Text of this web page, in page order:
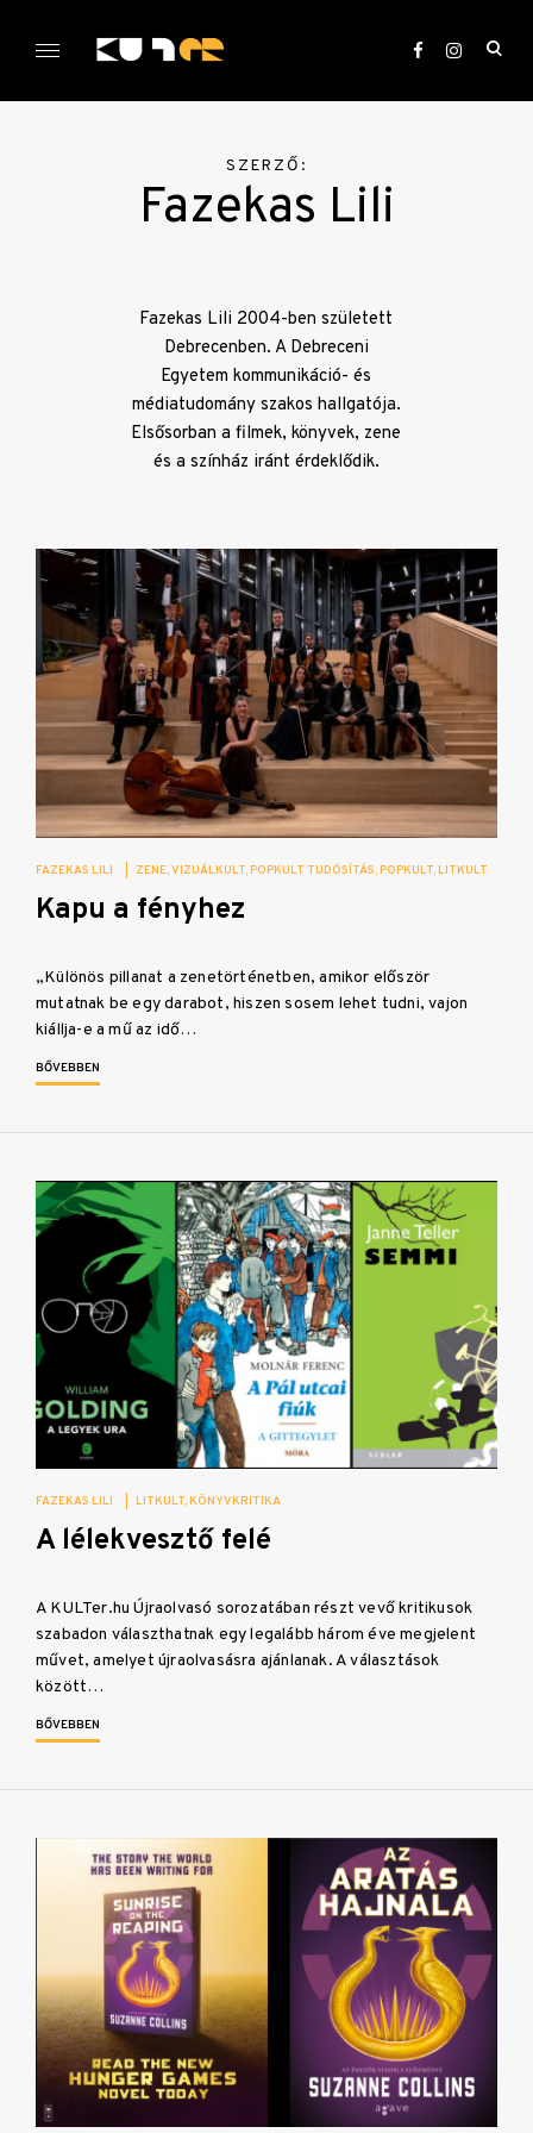
KULTer.hu
SZERZŐ:
Fazekas Lili
Fazekas Lili 2004-ben született
Debrecenben. A Debreceni
Egyetem kommunikáció- és
médiatudomány szakos hallgatója.
Elsősorban a filmek, könyvek, zene
és a színház iránt érdeklődik.
FAZEKAS LILI ZENE VIZUÁLKULT POPKULT TUDÓSÍTÁS POPKULT LITKULT
Kapu a fényhez
„Különös pillanat a zenetörténetben, amikor először
mutatnak be egy darabot, hiszen sosem lehet tudni, vajon
kiállja-e a mű az idő…
BŐVEBBEN
FAZEKAS LILI LITKULT KÖNYVKRITIKA
A lélekvesztő felé
A KULTer.hu Újraolvasó sorozatában részt vevő kritikusok
szabadon választhatnak egy legalább három éve megjelent
művet, amelyet újraolvasásra ajánlanak. A választások
között…
BŐVEBBEN